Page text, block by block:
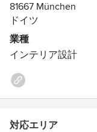
81667 München
ドイツ
業種
インテリア設計
対応エリア